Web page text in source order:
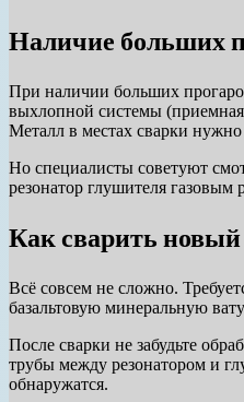
Наличие больших
При наличии больших
выхлопной системы (приемная
Металл в местах сварки
Но специалисты советуют
резонатор глушителя газовым
Как сварить
Всё совсем не сложно.
базальтовую минеральную
После сварки не забудьте
трубы между резонатором и
обнаружатся.